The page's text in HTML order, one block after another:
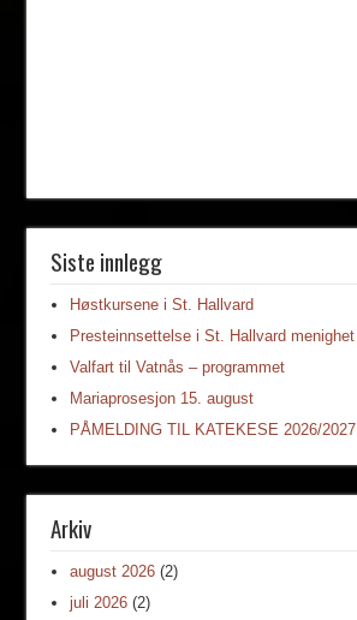
Siste innlegg
Høstkursene i St. Hallvard
Presteinnsettelse i St. Hallvard menighet
Valfart til Vatnås – programmet
Mariaprosesjon 15. august
PÅMELDING TIL KATEKESE 2026/2027
Arkiv
august 2026 (2)
juli 2026 (2)